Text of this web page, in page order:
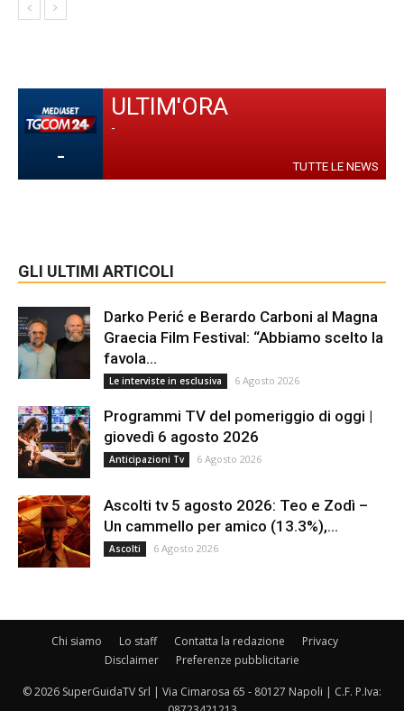
-
ULTIM'ORA
-
TUTTE LE NEWS
GLI ULTIMI ARTICOLI
Darko Perić e Berardo Carboni al Magna
Graecia Film Festival: “Abbiamo scelto la
favola...
Le interviste in esclusiva 6 Agosto 2026
Programmi TV del pomeriggio di oggi |
giovedì 6 agosto 2026
Anticipazioni Tv 6 Agosto 2026
Ascolti tv 5 agosto 2026: Teo e Zodì –
Un cammello per amico (13.3%),...
Ascolti 6 Agosto 2026
Chi siamo Lo staff Contatta la redazione
Privacy
Disclaimer
Preferenze pubblicitarie
© 2026 SuperGuidaTV Srl | Via Cimarosa 65 - 80127 Napoli | C.F. P.Iva: